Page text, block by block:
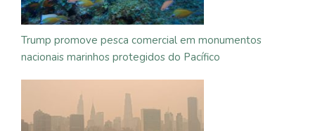
Trump promove pesca comercial em monumentos
nacionais marinhos protegidos do Pacífico